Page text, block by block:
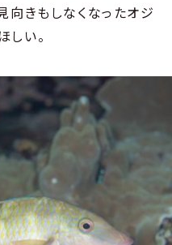
向きもしなくなったオジ
しい。